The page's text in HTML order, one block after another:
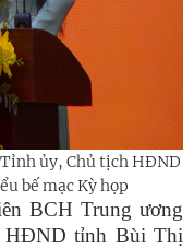
ủy, Chủ tịch HĐND
bế mạc Kỳ họp
BCH Trung ương
HĐND tỉnh Bùi Thị